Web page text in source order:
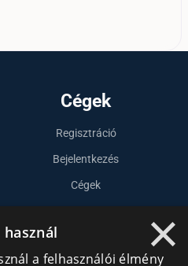
Cégek
Regisztráció
Bejelentkezés
Cégek
×
a felhasználói élmény